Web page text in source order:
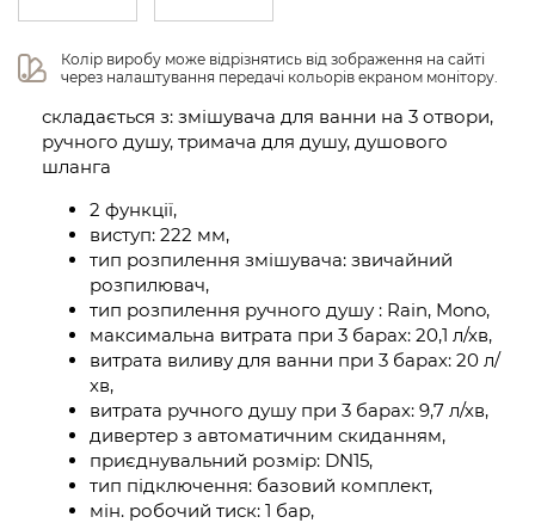
Колір виробу може відрізнятись від зображення на сайті
через налаштування передачі кольорів екраном монітору.
складається з: змішувача для ванни на 3 отвори,
ручного душу, тримача для душу, душового
шланга
2 функції,
виступ: 222 мм,
тип розпилення змішувача: звичайний
розпилювач,
тип розпилення ручного душу : Rain, Mono,
максимальна витрата при 3 барах: 20,1 л/хв,
витрата виливу для ванни при 3 барах: 20 л/
хв,
витрата ручного душу при 3 барах: 9,7 л/хв,
дивертер з автоматичним скиданням,
приєднувальний розмір: DN15,
тип підключення: базовий комплект,
мін. робочий тиск: 1 бар,